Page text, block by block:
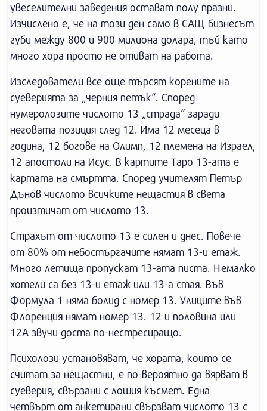
увеселителни заведения остават полу празни.
Изчислено е, че на този ден само в САЩ бизнесът
губи между 800 и 900 милиона долара, тъй като
много хора просто не отиват на работа.
Изследователи все още търсят корените на
суеверията за „черния петък“. Според
нумеролозите числото 13 „страда“ заради
неговата позиция след 12. Има 12 месеца в
година, 12 богове на Олимп, 12 племена на Израел,
12 апостоли на Исус. В картите Таро 13-ата е
картата на смъртта. Според учителят Петър
Дънов числото всичките нещастия в света
произтичат от числото 13.
Страхът от числото 13 е силен и днес. Повече
от 80% от небостъргачите нямат 13-и етаж.
Много летища пропускат 13-ата писта. Немалко
хотели са без 13-и етаж или 13-а стая. Във
Формула 1 няма болид с номер 13. Улиците във
Флоренция нямат номер 13. 12 и половина или
12А звучи доста по-нестресиращо.
Психолози установяват, че хората, които се
считат за нещастни, е по-вероятно да вярват в
суеверия, свързани с лошия късмет. Една
четвърт от анкетирани свързват числото 13 с